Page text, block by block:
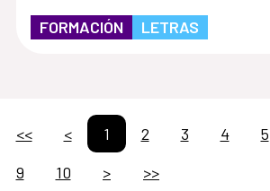
FORMACIÓN LETRAS
<< < 1 2 3 4 5
9
10 > >>